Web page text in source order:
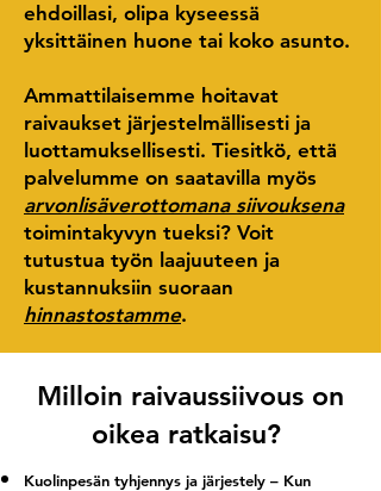
ehdoillasi, olipa kyseessä
yksittäinen huone tai koko asunto.
Ammattilaisemme hoitavat
raivaukset järjestelmällisesti ja
luottamuksellisesti. Tiesitkö, että
palvelumme on saatavilla myös
arvonlisäverottomana siivouksena
toimintakyvyn tueksi? Voit
tutustua työn laajuuteen ja
kustannuksiin suoraan
hinnastostamme.
Milloin raivaussiivous on
oikea ratkaisu?
Kuolinpesän tyhjennys ja järjestely – Kun